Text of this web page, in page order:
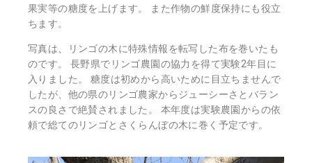
果実等の糖度を上げます。 また作物の鮮度保持にも役立
ちます。
写真は、リンゴの木に特殊情報を転写した布を巻いたも
のです。 長野県でリンゴ農園の協力を得て実験2年目に
入りました。 糖度は初めから高いために目立ちませんで
したが、他の県のリンゴ農家からジューシーさとバラン
スの良さで絶賛されました。 本年度は実験農園からの依
頼で総てのリンゴとさくらんぼの木に巻く予定です。